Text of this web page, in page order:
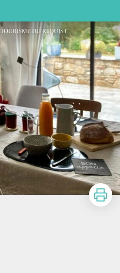
"Ô 20" - OFFICE DE TOURISME DU REQUISTANAIS
Imprimer